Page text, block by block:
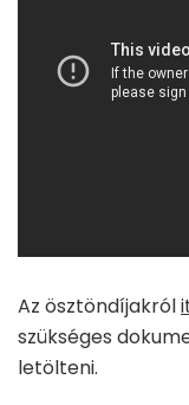
Az ösztöndíjakról
szükséges
letölteni.